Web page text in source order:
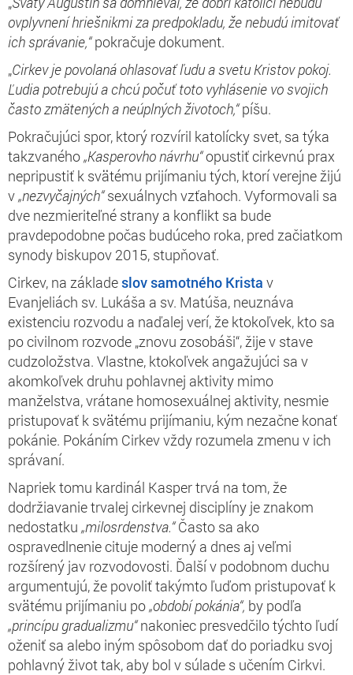
ovplyvnení hriešnikmi za predpokladu, že nebudú imitovať
ich správanie,“pokračuje dokument.
„Cirkev je povolaná ohlasovať ľudu a svetu Kristov pokoj.
Ľudia potrebujú a chcú počuť toto vyhlásenie vo svojich
často zmätených a neúplných životoch,“píšu.
Pokračujúci spor, ktorý rozvíril katolícky svet, sa týka
takzvaného„Kasperovho návrhu“opustiť cirkevnú prax
nepripustiť k svätému prijímaniu tých, ktorí verejne žijú
v„nezvyčajných“sexuálnych vzťahoch. Vyformovali sa
dve nezmieriteľné strany a konflikt sa bude
pravdepodobne počas budúceho roka, pred začiatkom
synody biskupov 2015, stupňovať.
Cirkev, na základeslov samotného Krista v
Evanjeliách sv. Lukáša a sv. Matúša, neuznáva
existenciu rozvodu a naďalej verí, že ktokoľvek, kto sa
po civilnom rozvode „znovu zosobáši“, žije v stave
cudzoložstva. Vlastne, ktokoľvek angažujúci sa v
akomkoľvek druhu pohlavnej aktivity mimo
manželstva, vrátane homosexuálnej aktivity, nesmie
pristupovať k svätému prijímaniu, kým nezačne konať
pokánie. Pokáním Cirkev vždy rozumela zmenu v ich
správaní.
Napriek tomu kardinál Kasper trvá na tom, že
dodržiavanie trvalej cirkevnej disciplíny je znakom
nedostatku „milosrdenstva.“Často sa ako
ospravedlnenie cituje moderný a dnes aj veľmi
rozšírený jav rozvodovosti. Ďalší v podobnom duchu
argumentujú, že povoliť takýmto ľuďom pristupovať k
svätému prijímaniu po„období pokánia“, by podľa
„princípu gradualizmu“nakoniec presvedčilo týchto ľudí
oženiť sa alebo iným spôsobom dať do poriadku svoj
pohlavný život tak, aby bol v súlade s učením Cirkvi.